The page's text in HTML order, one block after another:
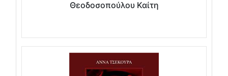
Θεοδοσοπούλου Καίτη